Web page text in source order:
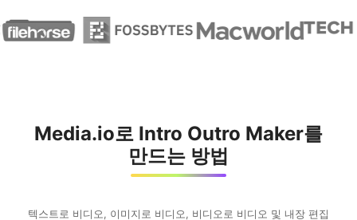
Media.io로 Intro Outro Maker를
만드는 방법
텍스트로 비디오, 이미지로 비디오, 비디오로 비디오 및 내장 편집